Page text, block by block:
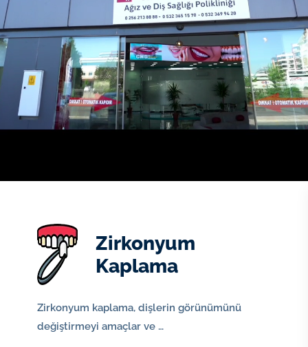
Özel
CNG
Ve
Zirkonyum
Kaplama
Zirkonyum kaplama, dişlerin görünümünü
değiştirmeyi amaçlar ve …